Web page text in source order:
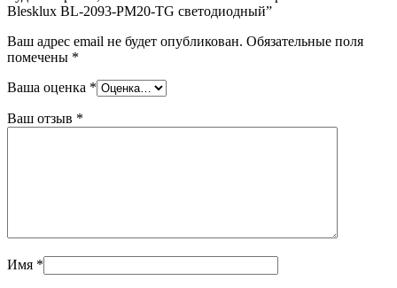
Blesklux BL-2093-PM20-TG светодиодный”
Ваш адрес email не будет опубликован. Обязательные поля
помечены *
Ваша оценка *
Ваш отзыв *
Имя *